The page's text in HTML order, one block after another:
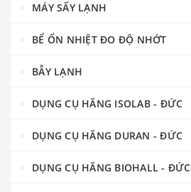
MÁY SẤY LẠNH
BỂ ỔN NHIỆT ĐO ĐỘ NHỚT
BẪY LẠNH
DỤNG CỤ HÃNG ISOLAB - ĐỨC
DỤNG CỤ HÃNG DURAN - ĐỨC
DỤNG CỤ HÃNG BIOHALL - ĐỨC